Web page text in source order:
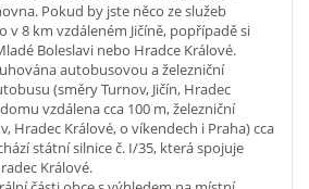
Pokud by jste něco ze služeb
v 8 km vzdáleném Jičíně, popřípadě si
Boleslavi nebo Hradce Králové.
autobusovou a železniční
(směry Turnov, Jičín, Hradec
vzdálena cca 100 m, železniční
Hradec Králové, o víkendech i Praha) cca
státní silnice č. I/35, která spojuje
Králové.